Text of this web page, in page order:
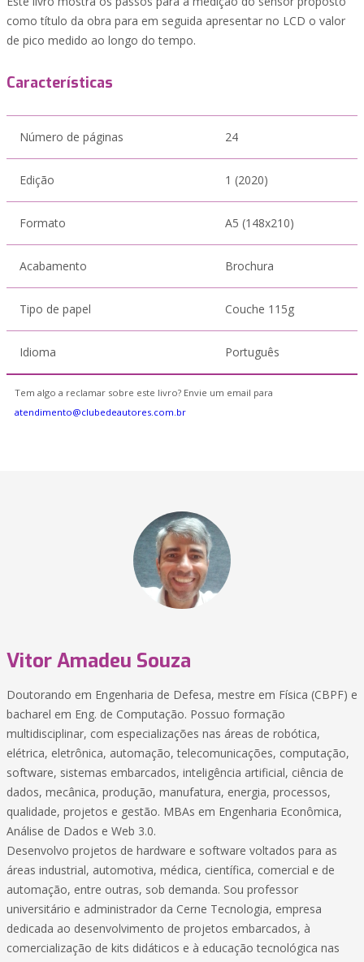
como título da obra para em seguida apresentar no LCD o valor
de pico medido ao longo do tempo.
Características
Número de páginas 24
Edição 1 (2020)
Formato A5 (148x210)
Acabamento Brochura
Tipo de papel Couche 115g
Idioma Português
Tem algo a reclamar sobre este livro? Envie um email para
atendimento@clubedeautores.com.br
Vitor Amadeu Souza
Doutorando em Engenharia de Defesa, mestre em Física (CBPF) e
bacharel em Eng. de Computação. Possuo formação
multidisciplinar, com especializações nas áreas de robótica,
elétrica, eletrônica, automação, telecomunicações, computação,
software, sistemas embarcados, inteligência artificial, ciência de
dados, mecânica, produção, manufatura, energia, processos,
qualidade, projetos e gestão. MBAs em Engenharia Econômica,
Análise de Dados e Web 3.0.
Desenvolvo projetos de hardware e software voltados para as
áreas industrial, automotiva, médica, científica, comercial e de
automação, entre outras, sob demanda. Sou professor
universitário e administrador da Cerne Tecnologia, empresa
dedicada ao desenvolvimento de projetos embarcados, à
comercialização de kits didáticos e à educação tecnológica nas